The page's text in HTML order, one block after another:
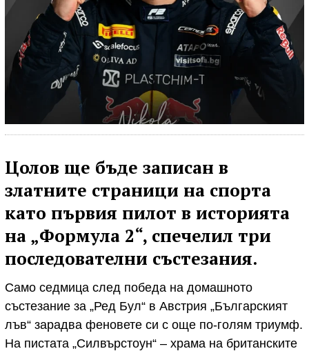
Цолов ще бъде записан в
златните страници на спорта
като първия пилот в историята
на „Формула 2“, спечелил три
последователни състезания.
Само седмица след победа на домашното
състезание за „Ред Бул“ в Австрия „Българският
лъв“ зарадва феновете си с още по-голям триумф.
На пистата „Силвърстоун“ – храма на британските